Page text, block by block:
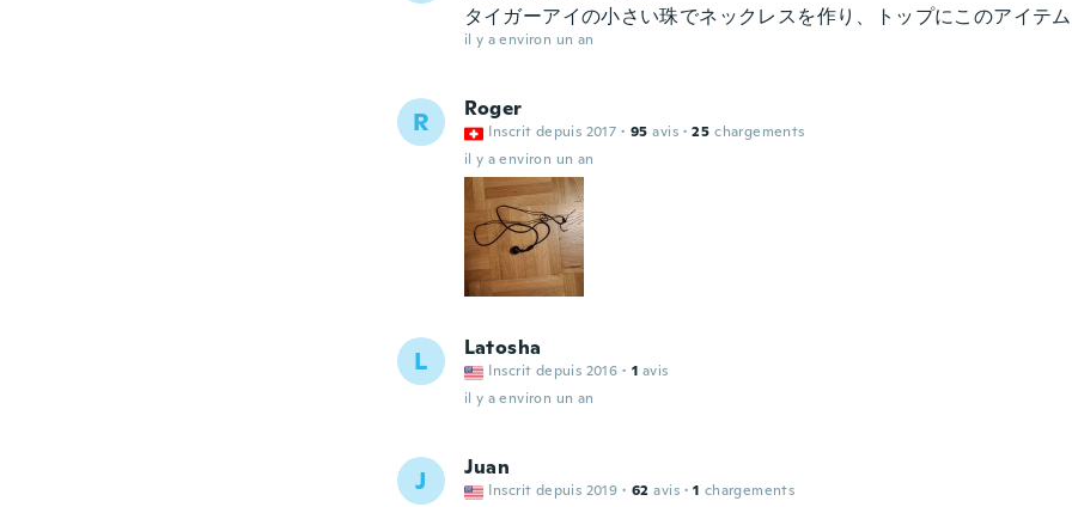
タイガーアイの小さい珠でネックレスを作り、トップにこのアイテム
il y a environ un an
R Roger
Inscrit depuis 2017 · 95 avis · 25 chargements
il y a environ un an
L Latosha
Inscrit depuis 2016 · 1 avis
il y a environ un an
J Juan
Inscrit depuis 2019 · 62 avis · 1 chargements